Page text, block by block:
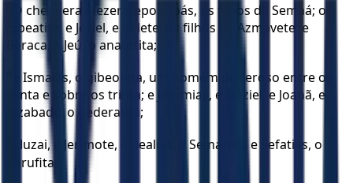
O chefe era Aiezer, depois Joás, os filhos de Semaá; o
gibeatita; e Jeziel, e Pelete, os filhos de Azmavete; e
Beraca, e Jeú, o anatotita;
e Ismaías, o gibeonita, um homem poderoso entre os
trinta e sobre os trinta; e Jeremias, e Jaaziel, e Joanã, e
Jozabade, o gederatita;
Eluzai, e Jerimote, e Bealias, e Semarias, e Sefatias, o
harufita;